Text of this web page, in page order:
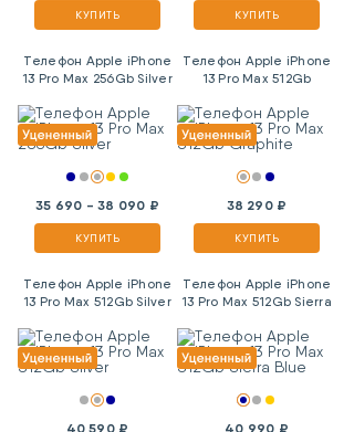
КУПИТЬ КУПИТЬ
Телефон Apple iPhone
13 Pro Max 256Gb Silver
35 690 - 38 090 ₽
КУПИТЬ
Телефон Apple iPhone
13 Pro Max 512Gb
38 290 ₽
КУПИТЬ
Телефон Apple iPhone
13 Pro Max 512Gb Silver
40 590 ₽
Телефон Apple iPhone
13 Pro Max 512Gb Sierra
40 990 ₽